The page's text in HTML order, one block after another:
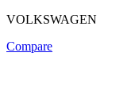
VOLKSWAGEN
Compare